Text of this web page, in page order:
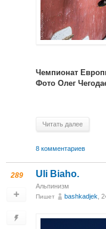
Чемпионат
Фото Олег
Читать далее
8 комментариев
289 Uli Biaho.
Альпинизм
Пишет bashkadjek,